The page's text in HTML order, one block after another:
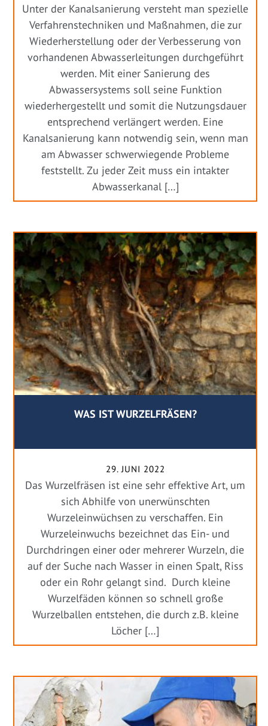
Unter der Kanalsanierung versteht man spezielle
Verfahrenstechniken und Maßnahmen, die zur
Wiederherstellung oder der Verbesserung von
vorhandenen Abwasserleitungen durchgeführt
werden. Mit einer Sanierung des
Abwassersystems soll seine Funktion
wiederhergestellt und somit die Nutzungsdauer
entsprechend verlängert werden. Eine
Kanalsanierung kann notwendig sein, wenn man
am Abwasser schwerwiegende Probleme
feststellt. Zu jeder Zeit muss ein intakter
Abwasserkanal […]
WAS IST WURZELFRÄSEN?
29. JUNI 2022
Das Wurzelfräsen ist eine sehr effektive Art, um
sich Abhilfe von unerwünschten
Wurzeleinwüchsen zu verschaffen. Ein
Wurzeleinwuchs bezeichnet das Ein- und
Durchdringen einer oder mehrerer Wurzeln, die
auf der Suche nach Wasser in einen Spalt, Riss
oder ein Rohr gelangt sind. Durch kleine
Wurzelfäden können so schnell große
Wurzelballen entstehen, die durch z.B. kleine
Löcher […]